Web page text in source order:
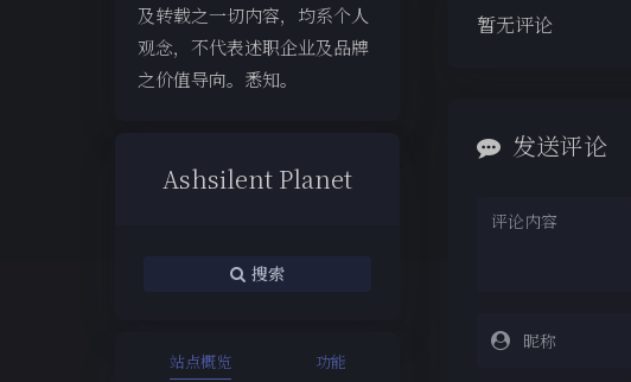
及转载之一切内容，均系个人
观念，不代表述职企业及品牌
之价值导向。悉知。
Ashsilent Planet
搜索
站点概览 功能
暂无评论
发送评论